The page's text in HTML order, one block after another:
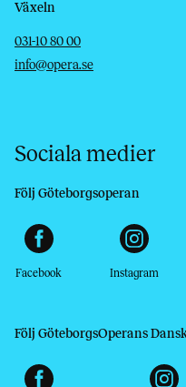
Växeln
Telefon
031-10 80 00
E-post
info@opera.se
Sociala medier
Följ Göteborgsoperan
Facebook Instagram
Följ GöteborgsOperans